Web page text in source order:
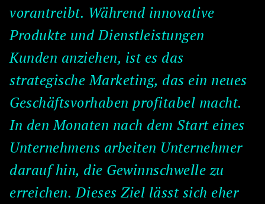
vorantreibt. Während innovative
Produkte und Dienstleistungen
Kunden anziehen, ist es das
strategische Marketing, das ein neues
Geschäftsvorhaben profitabel macht.
In den Monaten nach dem Start eines
Unternehmens arbeiten Unternehmer
darauf hin, die Gewinnschwelle zu
erreichen. Dieses Ziel lässt sich eher